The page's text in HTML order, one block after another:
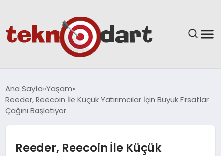
YAŞAM
Ana Sayfa Yaşam
Reeder, Reecoin İle Küçük Yatırımcılar İçin Büyük Fırsatlar
Çağını Başlatıyor
Reeder, Reecoin İle Küçük